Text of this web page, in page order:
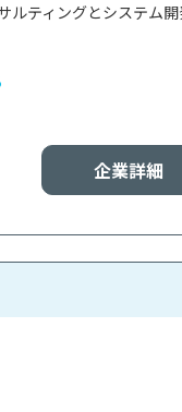
ルティングとシステム
企業詳細